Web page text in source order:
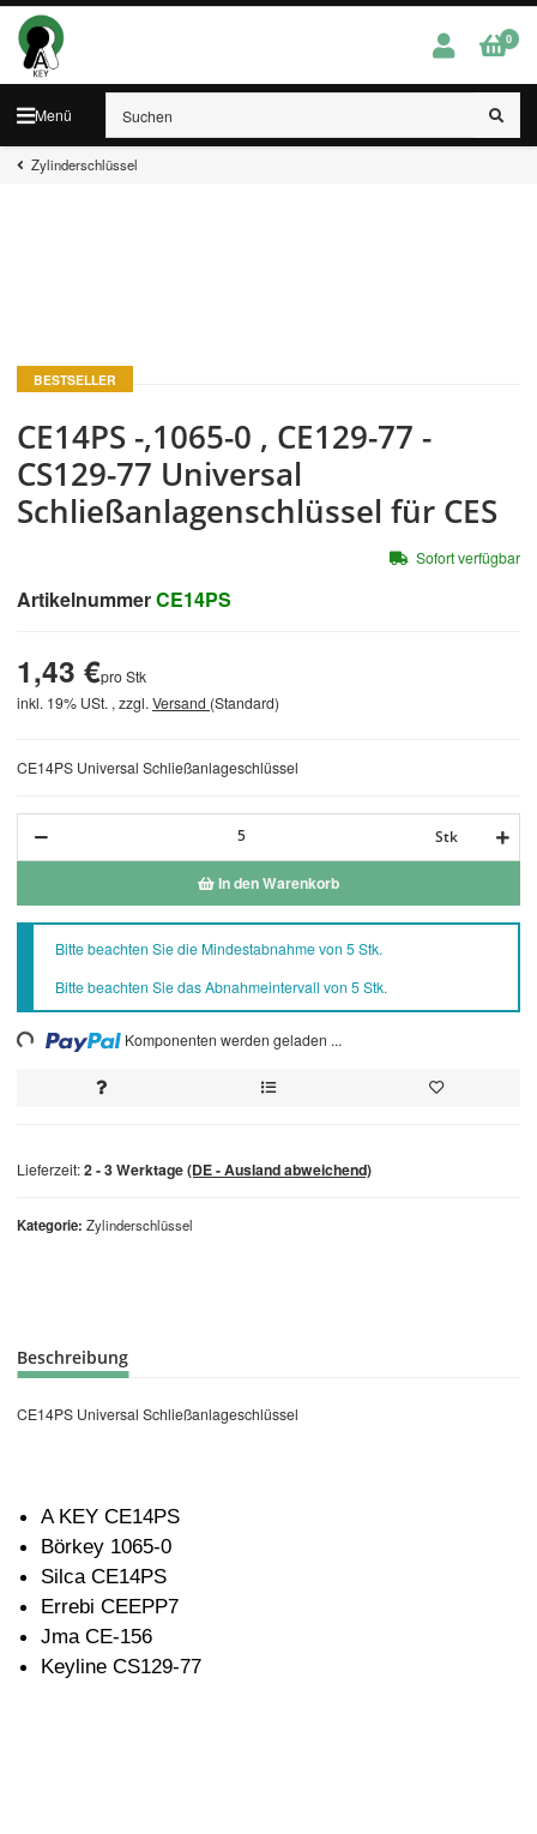
Menü
0
Zylinderschlüssel
BESTSELLER
CE14PS -,1065-0 , CE129-77 -
CS129-77 Universal
Schließanlagenschlüssel für CES
ArtikelnummerCE14PS
Kategorie Zylinderschlüssel
CE14PS Universal Schließanlageschlüssel
1,43 €pro Stk
inkl. 19% USt. , zzgl. Versand (Standard)
Stk
In den Warenkorb
xBitte beachten Sie die Mindestabnahme von 5 Stk.
Bitte beachten Sie das Abnahmeintervall von 5 Stk.
Komponenten werden geladen ...
Sofort verfügbar
Lieferzeit:2 - 3 Werktage(DE - Ausland abweichend)
Beschreibung
CE14PS Universal Schließanlageschlüssel
A KEY CE14PS
Börkey 1065-0
Silca CE14PS
Errebi CEEPP7
Jma CE-156
Keyline CS129-77